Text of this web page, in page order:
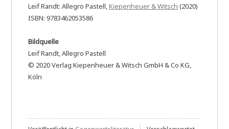
Leif Randt: Allegro Pastell,Kiepenheuer & Witsch (2020)
ISBN: 9783462053586
Bildquelle
Leif Randt, Allegro Pastell
© 2020 Verlag Kiepenheuer & Witsch GmbH & Co KG,
Köln